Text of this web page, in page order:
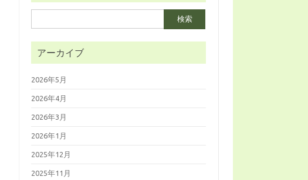
索:
アーカイブ
2026年5月
2026年4月
2026年3月
2026年1月
2025年12月
2025年11月